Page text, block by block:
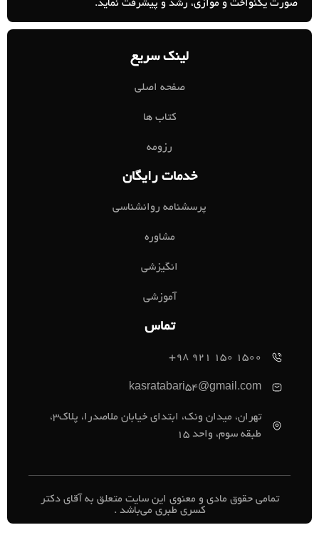
صورت یکنواخت و موازی، رشد و پیشرفت نماید.
لینک سریع
صفحه اصلی
کتاب ها
رزومه
خدمات رایگان
پرسشنامه روانشناسی
مشاوره
انگیزشی
آموزشی
تماس
1500 150 921 98+
kasratabari54@gmail.com
تهران، میدان ونک، ابتدای خیابان ملاصدرا، پلاک3،
طبقه سوم، واحد 15
تمامی حقوق مادی و معنوی این سایت متعلق به آقای دکتر
کسری طبری می‌باشد .